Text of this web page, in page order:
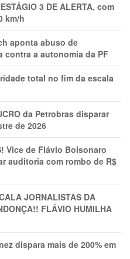
3 DE ALERTA, com
km/h
aponta abuso de
contra a autonomia da PF
total no fim da escala
da Petrobras disparar
de 2026
Vice de Flávio Bolsonaro
auditoria com rombo de R$
JORNALISTAS DA
FLÁVIO HUMILHA
dispara mais de 200% em